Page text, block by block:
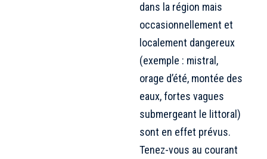
dans la région mais
occasionnellement et
localement dangereux
(exemple : mistral,
orage d’été, montée des
eaux, fortes vagues
submergeant le littoral)
sont en effet prévus.
Tenez-vous au courant